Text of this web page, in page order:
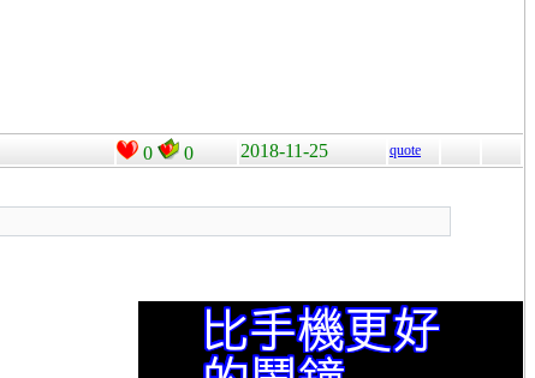
0 0 2018-11-25 quote